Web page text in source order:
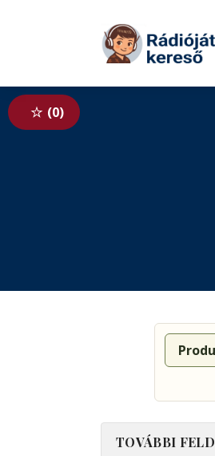
Tovább a tartalomhoz
0
TOVÁBBI